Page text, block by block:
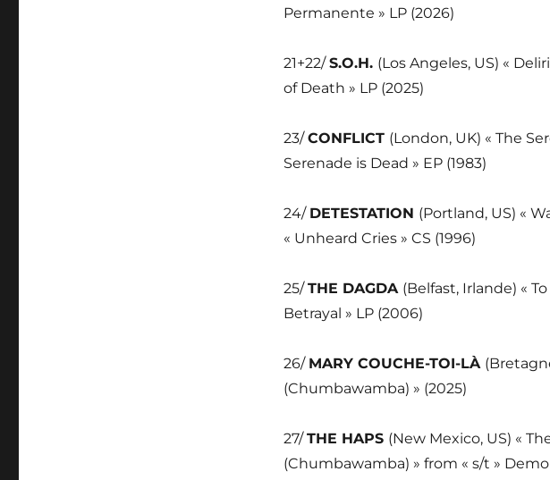
Permanente » LP (2026)
21+22/S.O.H. (Los Angeles, US) «
of Death » LP (2025)
23/CONFLICT (London, UK) « The
Serenade is Dead » EP (1983)
24/ DETESTATION (Portland, US) «
« Unheard Cries » CS (1996)
25/THE DAGDA (Belfast, Irlande) «
Betrayal » LP (2006)
26/ MARY COUCHE-TOI-LÀ
(Chumbawamba) » (2025)
27/THE HAPS (New Mexico, US) «
(Chumbawamba) » from « s/t » Demo